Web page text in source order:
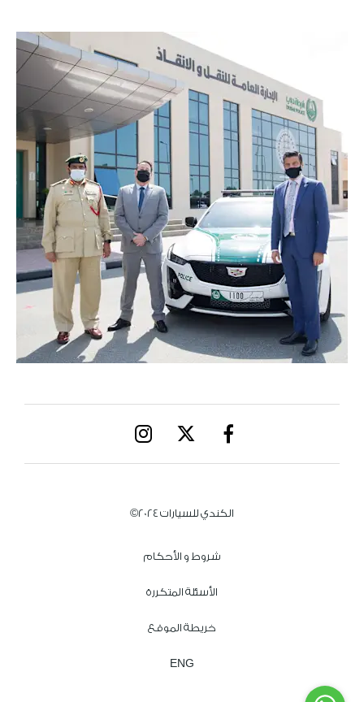
الكندي للسيارات 2024©
شروط و الأحكام
الأسئلة المتكررة
خريطة الموقع
ENG